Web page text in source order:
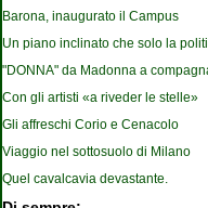
Barona, inaugurato il Campus
Un piano inclinato che solo la
"DONNA" da Madonna a
Con gli artisti «a riveder le stelle»
Gli affreschi Corio e Cenacolo
Viaggio nel sottosuolo di Milano
Quel cavalcavia devastante.